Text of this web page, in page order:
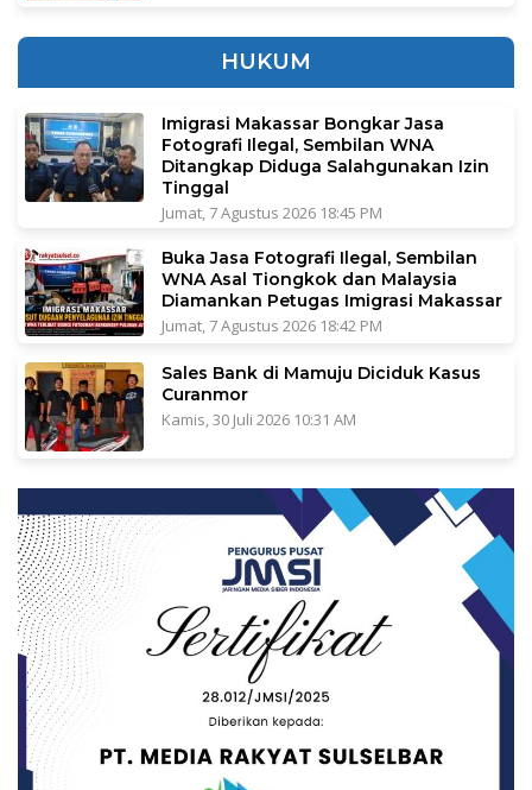
HUKUM
Imigrasi Makassar Bongkar Jasa
Fotografi Ilegal, Sembilan WNA
Ditangkap Diduga Salahgunakan Izin
Tinggal
Jumat, 7 Agustus 2026 18:45 PM
Buka Jasa Fotografi Ilegal, Sembilan
WNA Asal Tiongkok dan Malaysia
Diamankan Petugas Imigrasi Makassar
Jumat, 7 Agustus 2026 18:42 PM
Sales Bank di Mamuju Diciduk Kasus
Curanmor
Kamis, 30 Juli 2026 10:31 AM